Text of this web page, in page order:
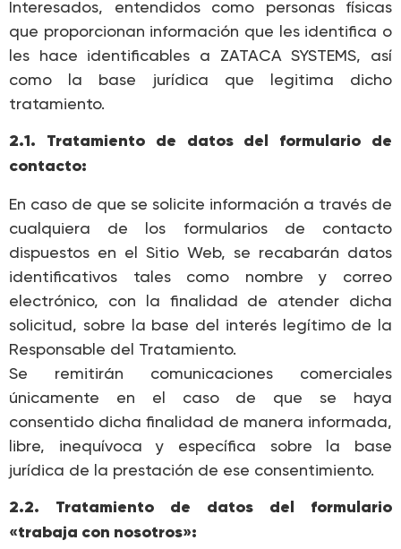
Interesados, entendidos como personas físicas
que proporcionan información que les identifica o
les hace identificables a ZATACA SYSTEMS, así
como la base jurídica que legitima dicho
tratamiento.
2.1. Tratamiento de datos del formulario de
contacto:
En caso de que se solicite información a través de
cualquiera de los formularios de contacto
dispuestos en el Sitio Web, se recabarán datos
identificativos tales como nombre y correo
electrónico, con la finalidad de atender dicha
solicitud, sobre la base del interés legítimo de la
Responsable del Tratamiento.
Se remitirán comunicaciones comerciales
únicamente en el caso de que se haya
consentido dicha finalidad de manera informada,
libre, inequívoca y específica sobre la base
jurídica de la prestación de ese consentimiento.
2.2. Tratamiento de datos del formulario
«trabaja con nosotros»: